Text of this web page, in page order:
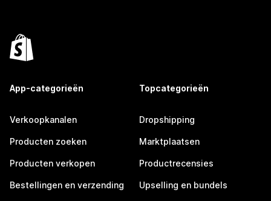
App-categorieën
Verkoopkanalen
Producten zoeken
Producten verkopen
Bestellingen en verzending
Topcategorieën
Dropshipping
Marktplaatsen
Productrecensies
Upselling en bundels